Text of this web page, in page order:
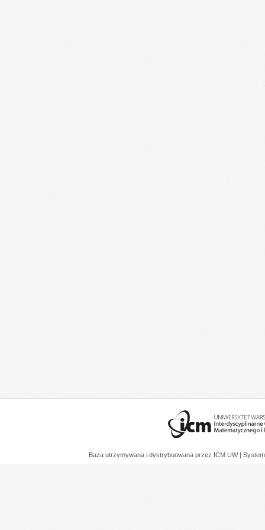
Baza utrzymywana i dystrybuowana przez ICM UW |